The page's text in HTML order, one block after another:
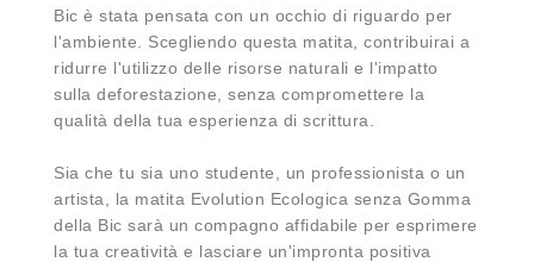
Bic è stata pensata con un occhio di riguardo per
l'ambiente. Scegliendo questa matita, contribuirai a
ridurre l'utilizzo delle risorse naturali e l'impatto
sulla deforestazione, senza compromettere la
qualità della tua esperienza di scrittura.
Sia che tu sia uno studente, un professionista o un
artista, la matita Evolution Ecologica senza Gomma
della Bic sarà un compagno affidabile per esprimere
la tua creatività e lasciare un'impronta positiva